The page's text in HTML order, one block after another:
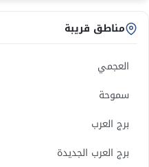
مناطق قريبة
العجمي
سموحة
برج العرب
برج العرب الجديدة